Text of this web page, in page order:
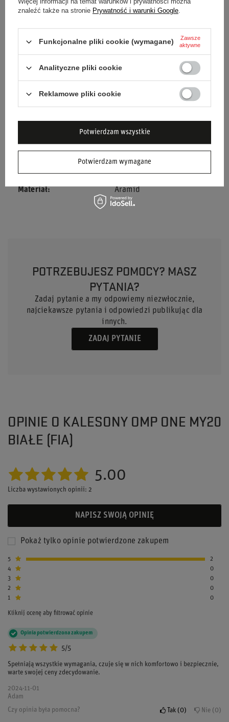
Kategoria Bielizna rajdowa
Kolor Biały
Grupa wiekowa Dorośli
Unisex
Materiał Aramid
POTRZEBUJESZ POMOCY? MASZ
PYTANIA?
Zadaj pytanie a my odpowiemy niezwłocznie,
najciekawsze pytania i odpowiedzi publikując dla
innych.
ZADAJ PYTANIE
OPINIE O KALESONY OMP ONE MY20
BIAŁE (FIA)
5.00
Liczba wystawionych opinii: 2
NAPISZ SWOJĄ OPINIĘ
Pokaż tylko opinie potwierdzone zakupem
5
2
4
0
3
0
2
0
1
0
Kliknij ocenę aby filtrować opinie
5/5
Opinia potwierdzona zakupem
Spełniają wszystkie wymagania, czuje się w nich komfortowo i bezpiecznie,
warte swojej ceny zdecydowanie.
2024-11-01
Adam
Czy opinia była pomocna?
Tak 0 Nie 0
znaleźć także na stronie Prywatność i warunki Google.
Funkcjonalne pliki cookie (wymagane)
Zawsze
aktywne
Analityczne pliki cookie
Reklamowe pliki cookie
Potwierdzam wymagane
Potwierdzam wszystkie